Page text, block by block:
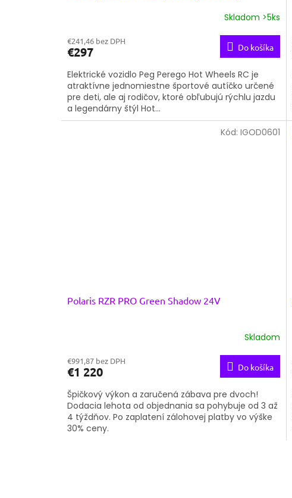
Skladom >5ks
€241,46 bez DPH
€297 Do košíka
Elektrické vozidlo Peg Perego Hot Wheels RC je
atraktívne jednomiestne športové autíčko určené
pre deti, ale aj rodičov, ktoré obľubujú rýchlu jazdu
a legendárny štýl Hot...
Polaris RZR PRO Green Shadow 24V
Skladom
€991,87 bez DPH
€1 220 Do košíka
Špičkový výkon a zaručená zábava pre dvoch!
Dodacia lehota od objednania sa pohybuje od 3 až
4 týždňov. Po zaplatení zálohovej platby vo výške
30% ceny.
Kód:IGOD0601